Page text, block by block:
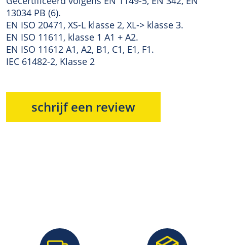
13034 PB (6).
EN ISO 20471, XS-L klasse 2, XL-> klasse 3.
EN ISO 11611, klasse 1 A1 + A2.
EN ISO 11612 A1, A2, B1, C1, E1, F1.
IEC 61482-2, Klasse 2
schrijf een review